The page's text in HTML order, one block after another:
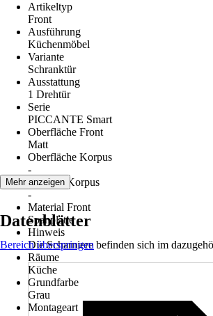
Artikeltyp
Front
Ausführung
Küchenmöbel
Variante
Schranktür
Ausstattung
1 Drehtür
Serie
PICCANTE Smart
Oberfläche Front
Matt
Oberfläche Korpus
-
Material Korpus
-
Material Front
Spanplatte
Hinweis
Die Scharniere befinden sich im
Räume
Küche
Grundfarbe
Grau
Montageart
Mehr anzeigen
Datenblätter
Bereich überspringen